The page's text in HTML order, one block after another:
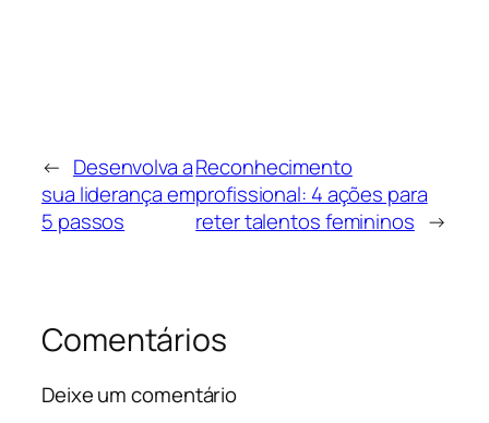
← Desenvolva a
sua liderança em
5 passos
Reconhecimento
profissional: 4 ações para
reter talentos femininos →
Comentários
Deixe um comentário